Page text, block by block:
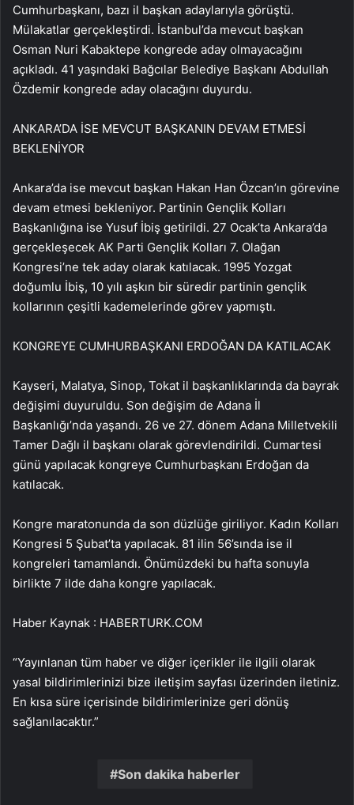
Cumhurbaşkanı, bazı il başkan adaylarıyla görüştü.
Mülakatlar gerçekleştirdi. İstanbul’da mevcut başkan
Osman Nuri Kabaktepe kongrede aday olmayacağını
açıkladı. 41 yaşındaki Bağcılar Belediye Başkanı Abdullah
Özdemir kongrede aday olacağını duyurdu.
ANKARA’DA İSE MEVCUT BAŞKANIN DEVAM ETMESİ
BEKLENİYOR
Ankara’da ise mevcut başkan Hakan Han Özcan’ın görevine
devam etmesi bekleniyor. Partinin Gençlik Kolları
Başkanlığına ise Yusuf İbiş getirildi. 27 Ocak’ta Ankara’da
gerçekleşecek AK Parti Gençlik Kolları 7. Olağan
Kongresi’ne tek aday olarak katılacak. 1995 Yozgat
doğumlu İbiş, 10 yılı aşkın bir süredir partinin gençlik
kollarının çeşitli kademelerinde görev yapmıştı.
KONGREYE CUMHURBAŞKANI ERDOĞAN DA KATILACAK
Kayseri, Malatya, Sinop, Tokat il başkanlıklarında da bayrak
değişimi duyuruldu. Son değişim de Adana İl
Başkanlığı’nda yaşandı. 26 ve 27. dönem Adana Milletvekili
Tamer Dağlı il başkanı olarak görevlendirildi. Cumartesi
günü yapılacak kongreye Cumhurbaşkanı Erdoğan da
katılacak.
Kongre maratonunda da son düzlüğe giriliyor. Kadın Kolları
Kongresi 5 Şubat’ta yapılacak. 81 ilin 56’sında ise il
kongreleri tamamlandı. Önümüzdeki bu hafta sonuyla
birlikte 7 ilde daha kongre yapılacak.
Haber Kaynak : HABERTURK.COM
“Yayınlanan tüm haber ve diğer içerikler ile ilgili olarak
yasal bildirimlerinizi bize iletişim sayfası üzerinden iletiniz.
En kısa süre içerisinde bildirimlerinize geri dönüş
sağlanılacaktır.”
Son dakika haberler